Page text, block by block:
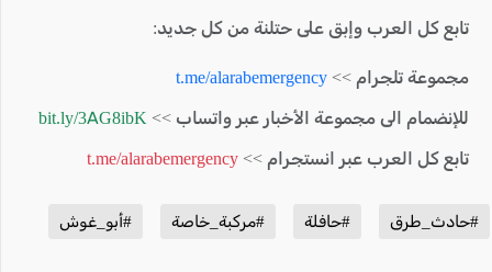
تابع كل العرب وإبق على حتلنة من كل جديد:
مجموعة تلجرام >> t.me/alarabemergency
للإنضمام الى مجموعة الأخبار عبر واتساب >> bit.ly/3AG8ibK
تابع كل العرب عبر انستجرام >> t.me/alarabemergency
#حادث_طرق #حافلة #مركبة_خاصة #أبو_غوش